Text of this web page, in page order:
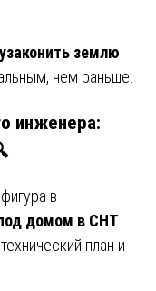
землю
чем раньше.
инженера:
в
домом в СНТ
план и